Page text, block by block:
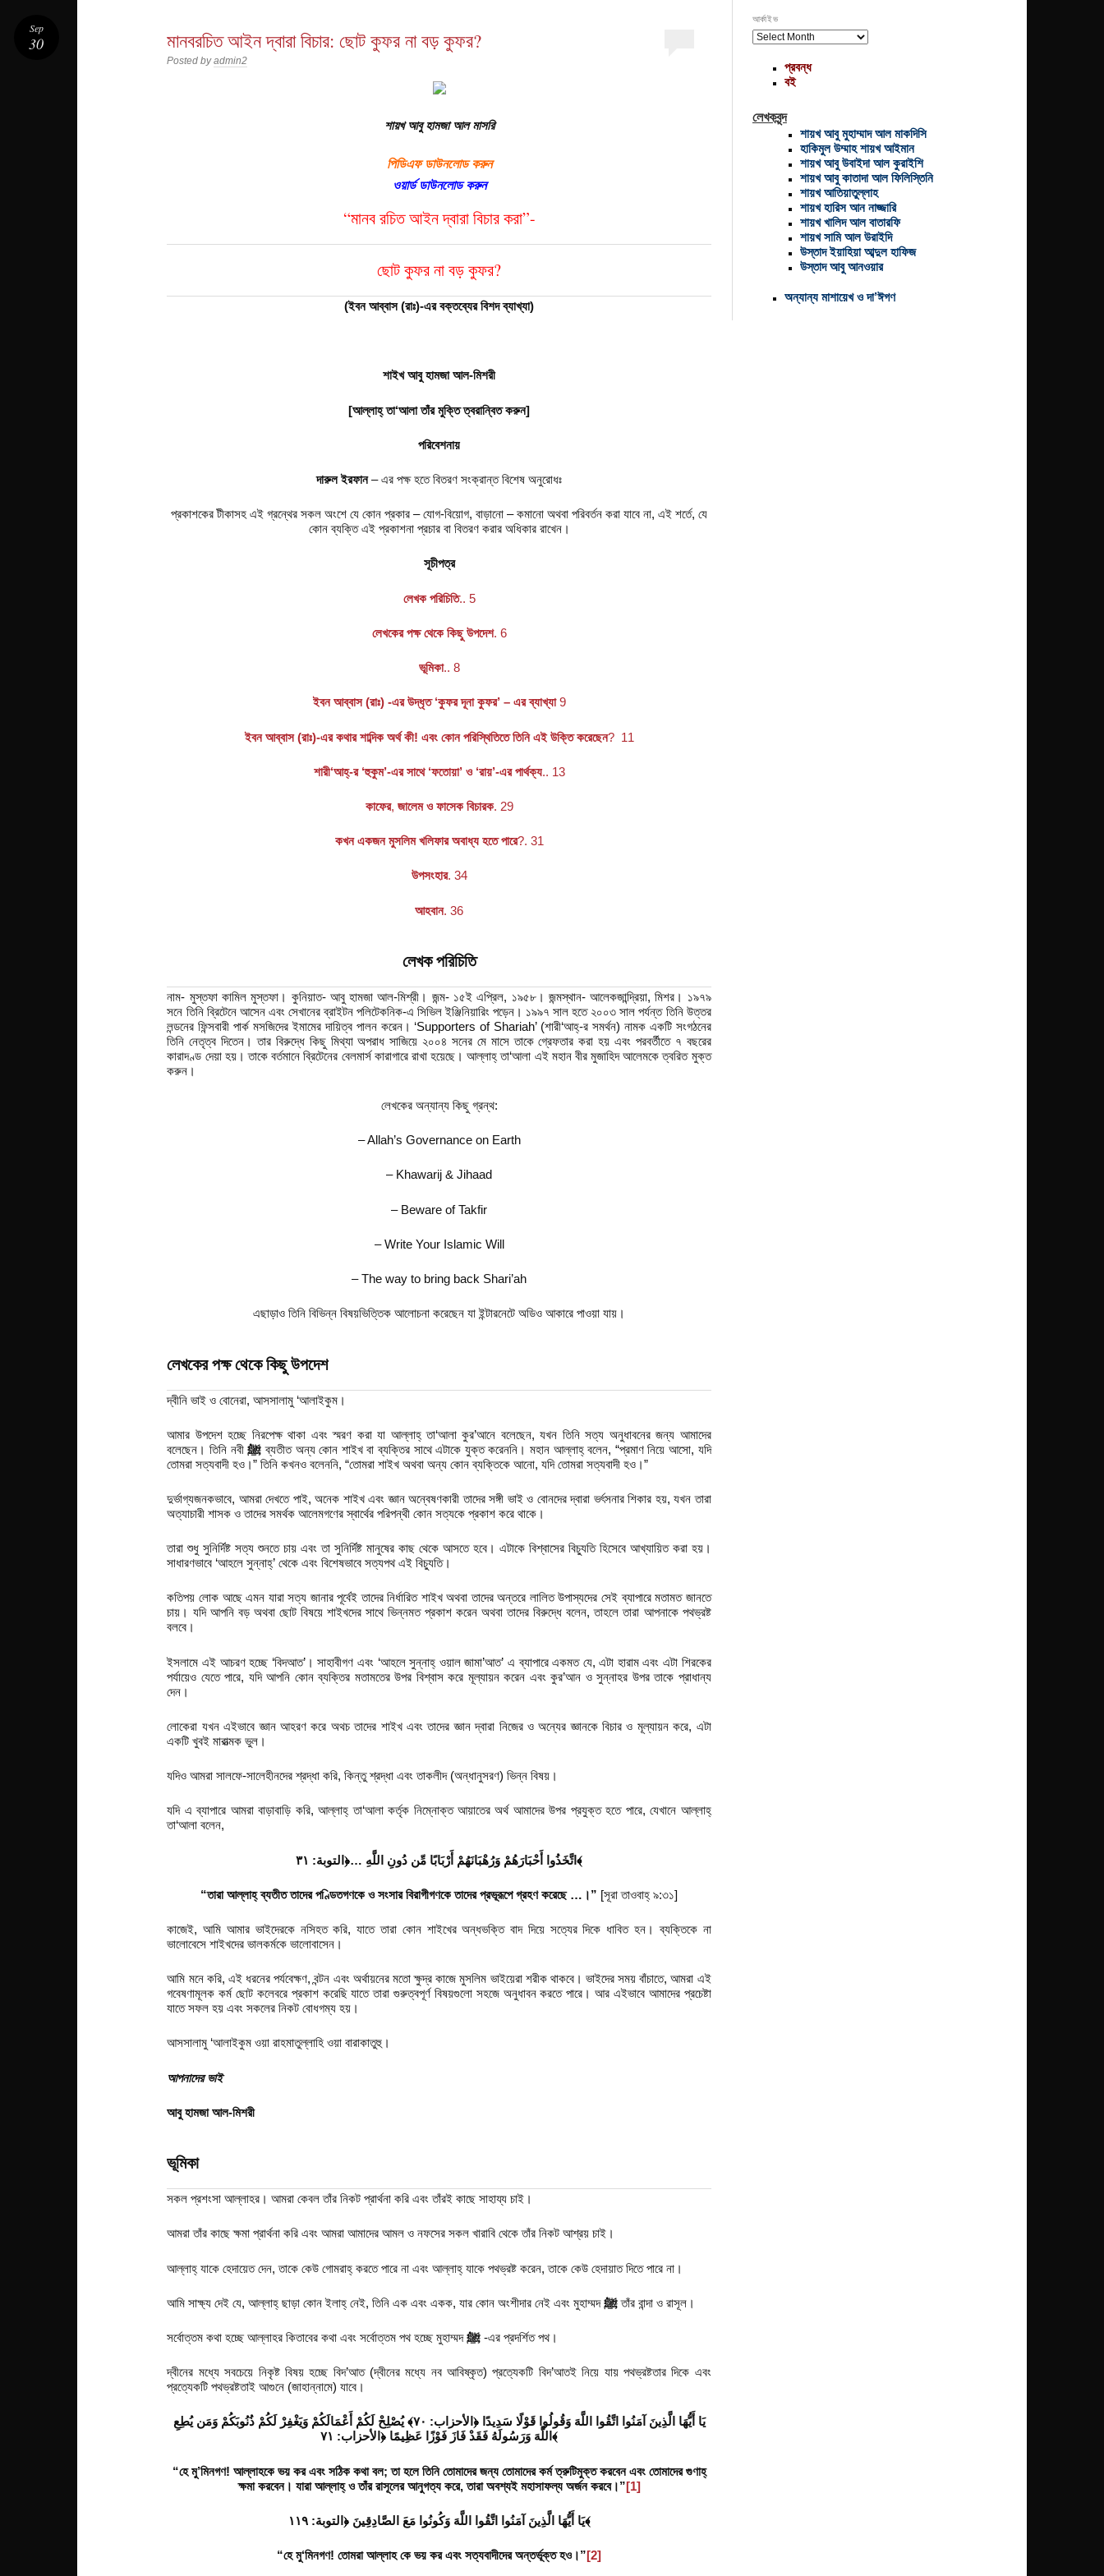
মানবরচিত আইন দ্বারা বিচার: ছোট কুফর না বড় কুফর?
Posted byadmin2
শায়খ আবু হামজা আল মাসরি
পিডিএফ ডাউনলোড করুন
ওয়ার্ড ডাউনলোড করুন
“মানব রচিত আইন দ্বারা বিচার করা”-
ছোট কুফর না বড় কুফর?
(ইবন আব্বাস (রাঃ)-এর বক্তব্যের বিশদ ব্যাখ্যা)
শাইখ আবু হামজা আল-মিশরী
[আল্লাহ্ তা‘আলা তাঁর মুক্তি ত্বরান্বিত করুন]
পরিবেশনায়
দারুল ইরফান– এর পক্ষ হতে বিতরণ সংক্রান্ত বিশেষ অনুরোধঃ
প্রকাশকের টীকাসহ এই গ্রন্থের সকল অংশে যে কোন প্রকার – যোগ-বিয়োগ, বাড়ানো – কমানো অথবা পরিবর্তন করা যাবে না, এই শর্তে, যে
কোন ব্যক্তি এই প্রকাশনা প্রচার বা বিতরণ করার অধিকার রাখেন।
সূচীপত্র
লেখক পরিচিতি.. 5
লেখকের পক্ষ থেকে কিছু উপদেশ. 6
ভূমিকা.. 8
ইবন আব্বাস (রাঃ) -এর উদ্ধৃত ‘কুফর দূনা কুফর’ – এর ব্যাখ্যা9
ইবন আব্বাস (রাঃ)-এর কথার শাব্দিক অর্থ কী! এবং কোন পরিস্থিতিতে তিনি এই উক্তি করেছেন? 11
শারী‘আহ্-র ‘হুকুম’-এর সাথে ‘ফতোয়া’ ও ‘রায়’-এর পার্থক্য.. 13
কাফের, জালেম ও ফাসেক বিচারক. 29
কখন একজন মুসলিম খলিফার অবাধ্য হতে পারে?. 31
উপসংহার. 34
আহবান. 36
লেখক পরিচিতি
নাম- মুস্তফা কামিল মুস্তফা। কুনিয়াত- আবু হামজা আল-মিশ্রী। জন্ম- ১৫ই এপ্রিল, ১৯৫৮। জন্মস্থান- আলেকজান্দ্রিয়া, মিশর। ১৯৭৯
সনে তিনি ব্রিটেনে আসেন এবং সেখানের ব্রাইটন পলিটেকনিক-এ সিভিল ইঞ্জিনিয়ারিং পড়েন। ১৯৯৭ সাল হতে ২০০৩ সাল পর্যন্ত তিনি উত্তর
লন্ডনের ফিন্সবারী পার্ক মসজিদের ইমামের দায়িত্ব পালন করেন। ‘Supporters of Shariah’ (শারী‘আহ্-র সমর্থন) নামক একটি সংগঠনের
তিনি নেতৃত্ব দিতেন। তার বিরুদ্ধে কিছু মিথ্যা অপরাধ সাজিয়ে ২০০৪ সনের মে মাসে তাকে গ্রেফতার করা হয় এবং পরবর্তীতে ৭ বছরের
কারাদণ্ড দেয়া হয়। তাকে বর্তমানে ব্রিটেনের বেলমার্স কারাগারে রাখা হয়েছে। আল্লাহ্ তা‘আলা এই মহান বীর মুজাহিদ আলেমকে ত্বরিত মুক্ত
করুন।
লেখকের অন্যান্য কিছু গ্রন্থ:
– Allah’s Governance on Earth
– Khawarij & Jihaad
– Beware of Takfir
– Write Your Islamic Will
– The way to bring back Shari’ah
এছাড়াও তিনি বিভিন্ন বিষয়ভিত্তিক আলোচনা করেছেন যা ইন্টারনেটে অডিও আকারে পাওয়া যায়।
লেখকের পক্ষ থেকে কিছু উপদেশ
দ্বীনি ভাই ও বোনেরা, আসসালামু ‘আলাইকুম।
আমার উপদেশ হচ্ছে নিরপেক্ষ থাকা এবং স্মরণ করা যা আল্লাহ্ তা‘আলা কুর’আনে বলেছেন, যখন তিনি সত্য অনুধাবনের জন্য আমাদের
বলেছেন। তিনি নবীﷺ ব্যতীত অন্য কোন শাইখ বা ব্যক্তির সাথে এটাকে যুক্ত করেননি। মহান আল্লাহ্ বলেন, “প্রমাণ নিয়ে আসো, যদি
তোমরা সত্যবাদী হও।” তিনি কখনও বলেননি, “তোমরা শাইখ অথবা অন্য কোন ব্যক্তিকে আনো, যদি তোমরা সত্যবাদী হও।”
দুর্ভাগ্যজনকভাবে, আমরা দেখতে পাই, অনেক শাইখ এবং জ্ঞান অন্বেষণকারী তাদের সঙ্গী ভাই ও বোনদের দ্বারা ভর্ৎসনার শিকার হয়, যখন তারা
অত্যাচারী শাসক ও তাদের সমর্থক আলেমগণের স্বার্থের পরিপন্থী কোন সত্যকে প্রকাশ করে থাকে।
তারা শুধু সুনির্দিষ্ট সত্য শুনতে চায় এবং তা সুনির্দিষ্ট মানুষের কাছ থেকে আসতে হবে। এটাকে বিশ্বাসের বিচ্যুতি হিসেবে আখ্যায়িত করা হয়।
সাধারণভাবে ‘আহলে সুন্নাহ্’ থেকে এবং বিশেষভাবে সত্যপথ এই বিচ্যুতি।
কতিপয় লোক আছে এমন যারা সত্য জানার পূর্বেই তাদের নির্ধারিত শাইখ অথবা তাদের অন্তরে লালিত উপাস্যদের সেই ব্যাপারে মতামত জানতে
চায়। যদি আপনি বড় অথবা ছোট বিষয়ে শাইখদের সাথে ভিন্নমত প্রকাশ করেন অথবা তাদের বিরুদ্ধে বলেন, তাহলে তারা আপনাকে পথভ্রষ্ট
বলবে।
ইসলামে এই আচরণ হচ্ছে ‘বিদআত’। সাহাবীগণ এবং ‘আহলে সুন্নাহ্ ওয়াল জামা’আত’ এ ব্যাপারে একমত যে, এটা হারাম এবং এটা শিরকের
পর্যায়েও যেতে পারে, যদি আপনি কোন ব্যক্তির মতামতের উপর বিশ্বাস করে মূল্যায়ন করেন এবং কুর’আন ও সুন্নাহর উপর তাকে প্রাধান্য
দেন।
লোকেরা যখন এইভাবে জ্ঞান আহরণ করে অথচ তাদের শাইখ এবং তাদের জ্ঞান দ্বারা নিজের ও অন্যের জ্ঞানকে বিচার ও মূল্যায়ন করে, এটা
একটি খুবই মারাত্মক ভুল।
যদিও আমরা সালফে-সালেহীনদের শ্রদ্ধা করি, কিন্তু শ্রদ্ধা এবং তাকলীদ (অন্ধানুসরণ) ভিন্ন বিষয়।
যদি এ ব্যাপারে আমরা বাড়াবাড়ি করি, আল্লাহ্ তা‘আলা কর্তৃক নিম্নোক্ত আয়াতের অর্থ আমাদের উপর প্রযুক্ত হতে পারে, যেখানে আল্লাহ্
তা‘আলা বলেন,
اتَّخَذُوا أَحْبَارَهُمْ وَرُهْبَانَهُمْ أَرْبَابًا مِّن دُونِ اللَّهِ … ﴿التوبة: ٣١﴾
“তারা আল্লাহ্ ব্যতীত তাদের পণ্ডিতগণকে ও সংসার বিরাগীগণকে তাদের প্রভূরূপে গ্রহণ করেছে …।” [সূরা তাওবাহ্ ৯:৩১]
কাজেই, আমি আমার ভাইদেরকে নসিহত করি, যাতে তারা কোন শাইখের অন্ধভক্তি বাদ দিয়ে সত্যের দিকে ধাবিত হন। ব্যক্তিকে না
ভালোবেসে শাইখদের ভালকর্মকে ভালোবাসেন।
আমি মনে করি, এই ধরনের পর্যবেক্ষণ, বন্টন এবং অর্থায়নের মতো ক্ষুদ্র কাজে মুসলিম ভাইয়েরা শরীক থাকবে। ভাইদের সময় বাঁচাতে, আমরা এই
গবেষণামূলক কর্ম ছোট কলেবরে প্রকাশ করেছি যাতে তারা গুরুত্বপূর্ণ বিষয়গুলো সহজে অনুধাবন করতে পারে। আর এইভাবে আমাদের প্রচেষ্টা
যাতে সফল হয় এবং সকলের নিকট বোধগম্য হয়।
আসসালামু ‘আলাইকুম ওয়া রাহমাতুল্লাহি ওয়া বারাকাতুহু।
আপনাদের ভাই
আবু হামজা আল-মিশরী
ভূমিকা
সকল প্রশংসা আল্লাহর। আমরা কেবল তাঁর নিকট প্রার্থনা করি এবং তাঁরই কাছে সাহায্য চাই।
আমরা তাঁর কাছে ক্ষমা প্রার্থনা করি এবং আমরা আমাদের আমল ও নফসের সকল খারাবি থেকে তাঁর নিকট আশ্রয় চাই।
আল্লাহ্ যাকে হেদায়েত দেন, তাকে কেউ গোমরাহ্ করতে পারে না এবং আল্লাহ্ যাকে পথভ্রষ্ট করেন, তাকে কেউ হেদায়াত দিতে পারে না।
আমি সাক্ষ্য দেই যে, আল্লাহ্ ছাড়া কোন ইলাহ্ নেই, তিনি এক এবং একক, যার কোন অংশীদার নেই এবং মুহাম্মদﷺতাঁর বান্দা ও রাসূল।
সর্বোত্তম কথা হচ্ছে আল্লাহর কিতাবের কথা এবং সর্বোত্তম পথ হচ্ছে মুহাম্মদﷺ -এর প্রদর্শিত পথ।
দ্বীনের মধ্যে সবচেয়ে নিকৃষ্ট বিষয় হচ্ছে বিদ’আত (দ্বীনের মধ্যে নব আবিষ্কৃত) প্রত্যেকটি বিদ’আতই নিয়ে যায় পথভ্রষ্টতার দিকে এবং
প্রত্যেকটি পথভ্রষ্টতাই আগুনে (জাহান্নামে) যাবে।
يَا أَيُّهَا الَّذِينَ آمَنُوا اتَّقُوا اللَّهَ وَقُولُوا قَوْلًا سَدِيدًا ﴿الأحزاب: ٧٠﴾ يُصْلِحْ لَكُمْ أَعْمَالَكُمْ وَيَغْفِرْ لَكُمْ ذُنُوبَكُمْ وَمَن يُطِعِ
اللَّهَ وَرَسُولَهُ فَقَدْ فَازَ فَوْزًا عَظِيمًا ﴿الأحزاب: ٧١﴾
“হে মু’মিনগণ! আল্লাহকে ভয় কর এবং সঠিক কথা বল;তা হলে তিনি তোমাদের জন্য তোমাদের কর্ম ত্রুটিমুক্ত করবেন এবং তোমাদের গুণাহ্
ক্ষমা করবেন। যারা আল্লাহ্ ও তাঁর রাসূলের আনুগত্য করে,তারা অবশ্যই মহাসাফল্য অর্জন করবে।”[1]
يَا أَيُّهَا الَّذِينَ آمَنُوا اتَّقُوا اللَّهَ وَكُونُوا مَعَ الصَّادِقِينَ ﴿التوبة: ١١٩﴾
“হে মু‘মিনগণ! তোমরা আল্লাহ কে ভয় কর এবং সত্যবাদীদের অন্তর্ভূক্ত হও।”[2]
Sep
30
আর্কাইভ
আর্কাইভ
প্রবন্ধ
বই
লেখকবৃন্দ
শায়খ আবু মুহাম্মাদ আল মাকদিসি
হাকিমুল উম্মাহ শায়খ আইমান
শায়খ আবু উবাইদা আল কুরাইশি
শায়খ আবু কাতাদা আল ফিলিস্তিনি
শায়খ আতিয়াতুল্লাহ
শায়খ হারিস আন নাজ্জারি
শায়খ খালিদ আল বাতারফি
শায়খ সামি আল উরাইদি
উস্তাদ ইয়াহিয়া আব্দুল হাফিজ
উস্তাদ আবু আনওয়ার
অন্যান্য মাশায়েখ ও দা’ঈগণ